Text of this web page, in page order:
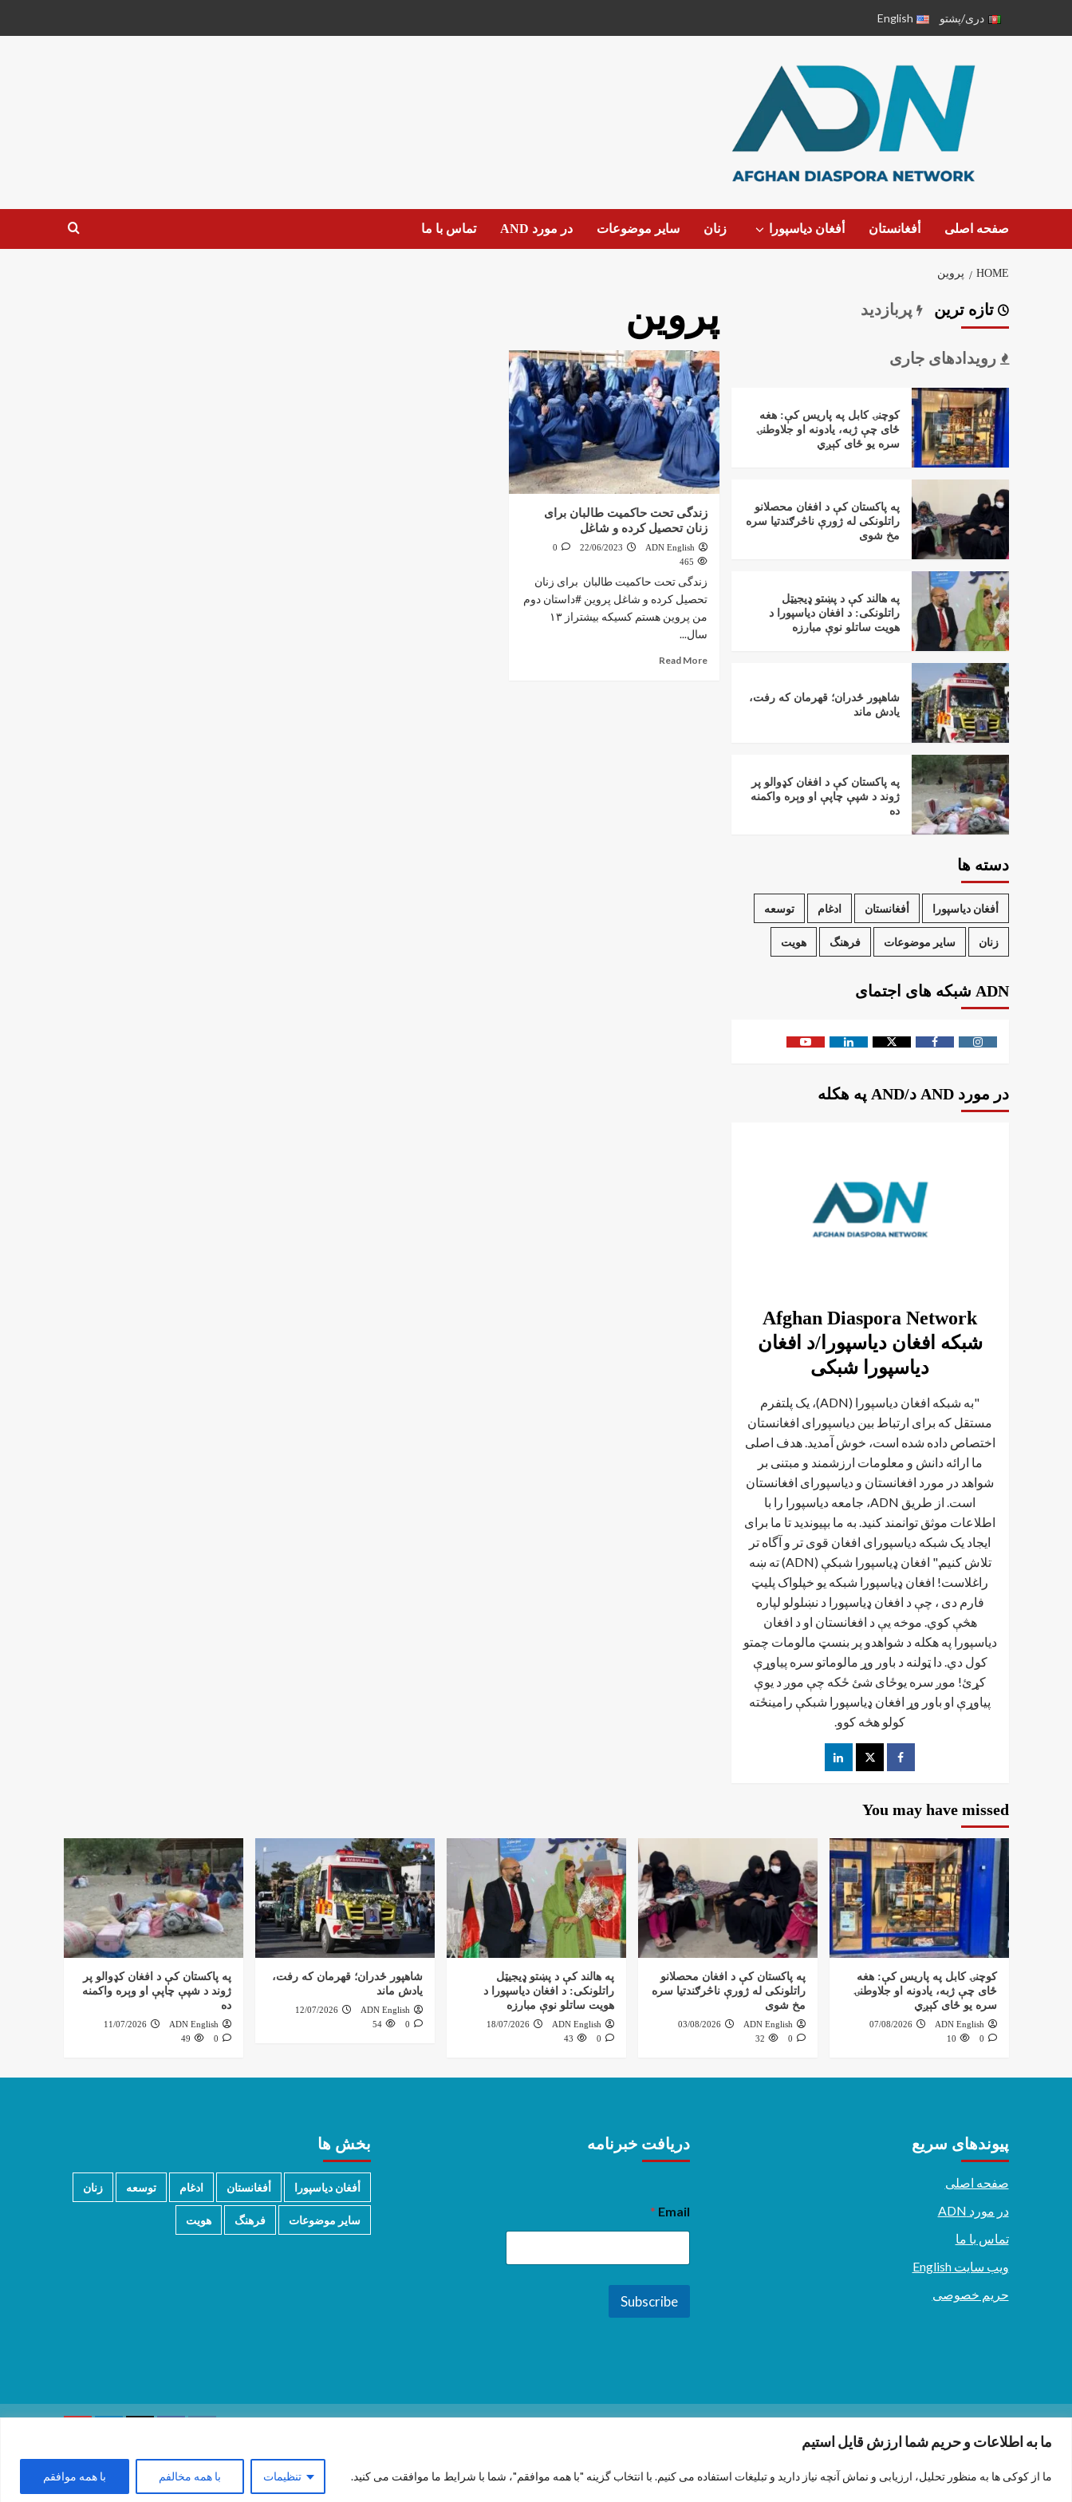
ما به اطلاعات و حریم شما ارزش قایل استیم
ما از کوکی ها به منظور تحلیل، ارزیابی و نماش آنچه نیاز دارید و تبلیغات استفاده می کنیم. با انتخاب گزینه "با همه موافقم"، شما با شرایط ما موافقت می کنید. تنظیمات با همه مخالفم با همه موافقم
دری/پشتو English
صفحه اصلی أفغانستان أفغان دیاسپورا زنان سایر موضوعات در مورد AND تماس با ما
HOME پروین
پروین
زندگی تحت حاکمیت طالبان برای
زنان تحصیل کرده و شاغل
ADN English
22/06/2023
0
465
زندگی تحت حاکمیت طالبان برای زنان
تحصیل کرده و شاغل پروین #داستان دوم
من پروین هستم کسیکه بیشتراز ۱۳
سال...
Read More
تازه ترین پربازدید
رویدادهای جاری
کوچنۍ کابل په پاریس کې: هغه
ځای چې ژبه، یادونه او جلاوطنۍ
سره یو ځای کېږي
په پاکستان کې د افغان محصلانو
راتلونکی له ژورې ناڅرګندتیا سره
مخ شوی
په هالند کې د پښتو ډیجیټل
راتلونکی: د افغان دیاسپورا د
هویت ساتلو نوې مبارزه
شاهپور ځدران؛ قهرمان که رفت،
یادش ماند
په پاکستان کې د افغان کډوالو پر
ژوند د شپې چاپې او وېره واکمنه
ده
دسته ها
أفغان دیاسپورا أفغانستان ادغام توسعه
زنان سایر موضوعات فرهنگ هویت
ADN شبکه های اجتمای
در مورد AND د/AND په هکله
Afghan Diaspora Network
شبکه افغان دیاسپورا/د افغان
دیاسپورا شبکی
"به شبکه افغان دیاسپورا (ADN)، یک پلتفرم
مستقل که برای ارتباط بین دیاسپورای افغانستان
اختصاص داده شده است، خوش آمدید. هدف اصلی
ما ارائه دانش و معلومات ارزشمند و مبتنی بر
شواهد در مورد افغانستان و دیاسپورای افغانستان
است. از طریق ADN، جامعه دیاسپورا را با
اطلاعات موثق توانمند کنید. به ما بپیوندید تا ما برای
ایجاد یک شبکه دیاسپورای افغان قوی تر و آگاه تر
تلاش کنیم." افغان ډیاسپورا شبکې (ADN) ته ښه
راغلاست! افغان ډياسپورا شبکه یو خپلواک پلیټ
فارم دی ، چې د افغان ډیاسپورا د نښلولو لپاره
هڅې کوي. موخه يې د افغانستان او د افغان
دیاسپورا په هکله د شواهدو پر بنسټ مالومات چمتو
کول دي. دا ټولنه د باور وړ مالوماتو سره پیاوړې
کړئ! موږ سره یوځای شئ ځکه چې موږ د یوې
پیاوړې او باور وړ افغان ډیاسپورا شبکې رامینځته
کولو هڅه کوو.
You may have missed
کوچنۍ کابل په پاریس کې: هغه
ځای چې ژبه، یادونه او جلاوطنۍ
سره یو ځای کېږي
ADN English
07/08/2026
0
10
په پاکستان کې د افغان محصلانو
راتلونکی له ژورې ناڅرګندتیا سره
مخ شوی
ADN English
03/08/2026
0
32
په هالند کې د پښتو ډیجیټل
راتلونکی: د افغان دیاسپورا د
هویت ساتلو نوې مبارزه
ADN English
18/07/2026
0
43
شاهپور ځدران؛ قهرمان که رفت،
یادش ماند
ADN English
12/07/2026
0
54
په پاکستان کې د افغان کډوالو پر
ژوند د شپې چاپې او وېره واکمنه
ده
ADN English
11/07/2026
0
49
پیوندهای سریع
صفحه اصلی
در مورد ADN
تماس با ما
ویب سایت English
حریم خصوصی
دریافت خبرنامه
Email
*
Subscribe
بخش ها
أفغان دیاسپورا أفغانستان ادغام توسعه زنان
سایر موضوعات فرهنگ هویت
Copyright © 2026 All rights reserved.| CoverNewsby AF themes.